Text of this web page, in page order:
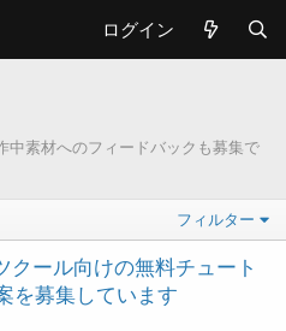
ログイン
中素材へのフィードバックも募集で
フィルター
クール向けの無料チュート
を募集しています